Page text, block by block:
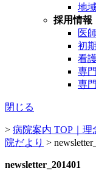
地
採用情報
医師
初
看
専
専
閉じる
> 病院案内 TOP｜理
院だより >
newsletter_201401